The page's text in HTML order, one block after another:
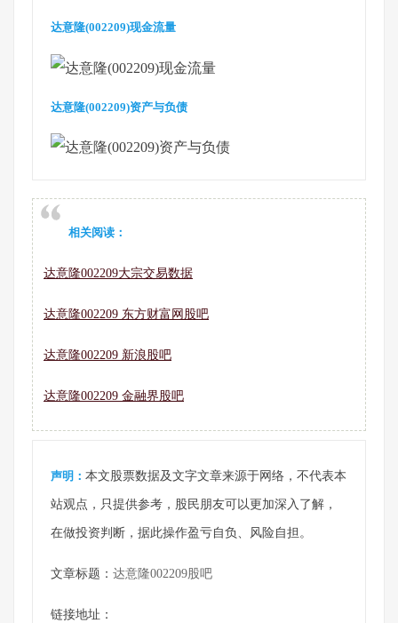
达意隆(002209)现金流量
达意隆(002209)资产与负债
相关阅读：
达意隆002209大宗交易数据
达意隆002209 东方财富网股吧
达意隆002209 新浪股吧
达意隆002209 金融界股吧
声明： 本文股票数据及文字文章来源于网络，不代表本
站观点，只提供参考，股民朋友可以更加深入了解，
在做投资判断，据此操作盈亏自负、风险自担。
文章标题： 达意隆002209股吧
链接地址：